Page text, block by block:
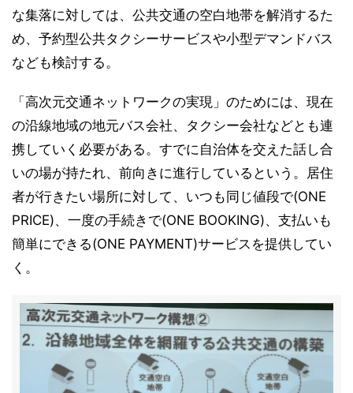
な集落に対しては、公共交通の空白地帯を解消するた
め、予約型公共タクシーサービスや小型デマンドバス
なども検討する。
「高次元交通ネットワークの実現」のためには、現在
の沿線地域の地元バス会社、タクシー会社などとも連
携していく必要がある。すでに自治体を交えた話し合
いの場が持たれ、前向きに進行しているという。居住
者が行きたい場所に対して、いつも同じ値段で(ONE
PRICE)、一度の手続きで(ONE BOOKING)、支払いも
簡単にできる(ONE PAYMENT)サービスを提供してい
く。